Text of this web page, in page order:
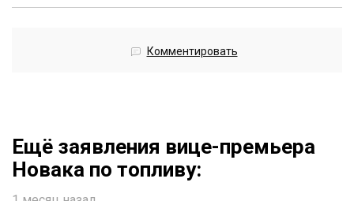
Комментировать
Ещё заявления вице-премьера
Новака по топливу: